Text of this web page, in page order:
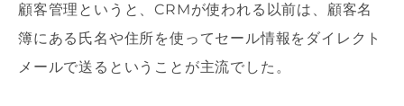
顧客管理というと、CRMが使われる以前は、顧客名
簿にある氏名や住所を使ってセール情報をダイレクト
メールで送るということが主流でした。